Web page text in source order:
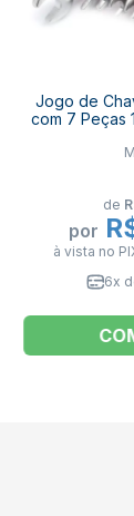
Jogo de
com 7 Peças
de
por
à vista no
6x